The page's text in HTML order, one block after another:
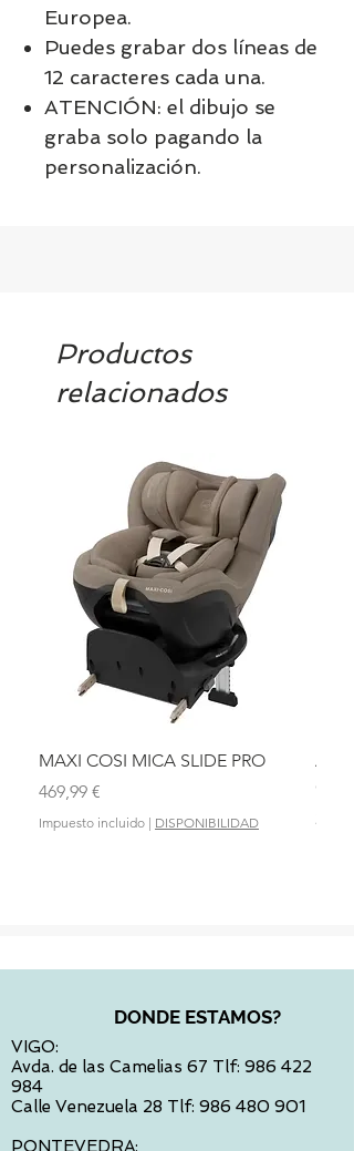
Europea.
Puedes grabar dos líneas de
12 caracteres cada una.
ATENCIÓN: el dibujo se
graba solo pagando la
personalización.
Productos
relacionados
MAXI COSI MICA SLIDE PRO
Precio
469,99 €
Impuesto incluido | DISPONIBILIDAD
DONDE ESTAMOS?
VIGO:
Avda. de las Camelias 67 Tlf: 986 422
984
Calle Venezuela 28 Tlf: 986 480 901
PONTEVEDRA: